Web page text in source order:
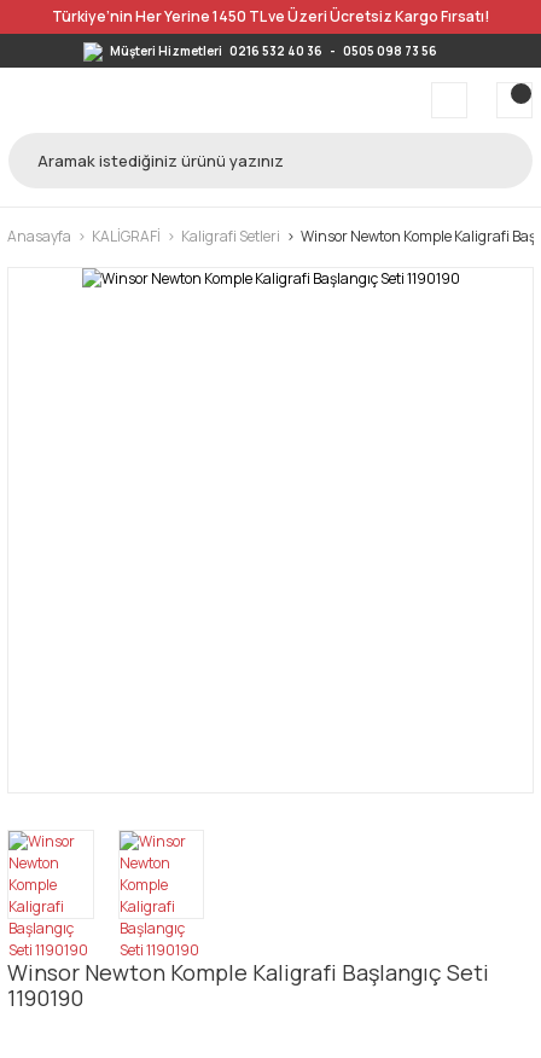
Türkiye’nin Her Yerine 1450 TL ve Üzeri Ücretsiz Kargo Fırsatı!
Müşteri Hizmetleri 0216 532 40 36 - 0505 098 73 56
Anasayfa KALİGRAFİ Kaligrafi Setleri Winsor Newton Komple Kaligrafi
Winsor Newton Komple Kaligrafi Başlangıç Seti
1190190